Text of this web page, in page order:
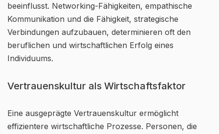
beeinflusst. Networking-Fähigkeiten, empathische
Kommunikation und die Fähigkeit, strategische
Verbindungen aufzubauen, determinieren oft den
beruflichen und wirtschaftlichen Erfolg eines
Individuums.
Vertrauenskultur als Wirtschaftsfaktor
Eine ausgeprägte Vertrauenskultur ermöglicht
effizientere wirtschaftliche Prozesse. Personen, die